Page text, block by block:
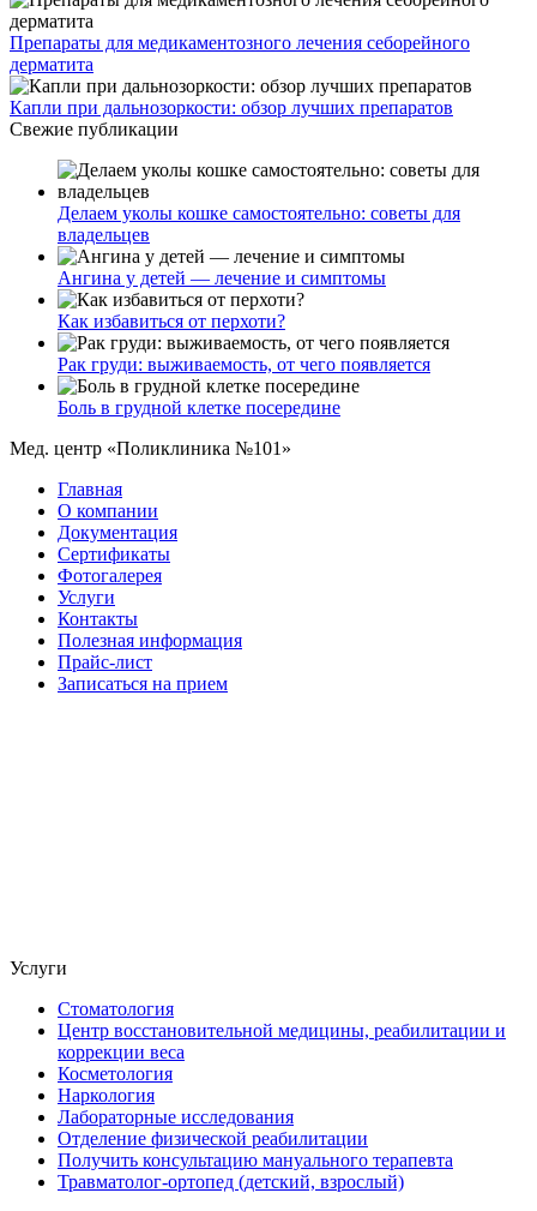
Препараты для медикаментозного лечения себорейного
дерматита
Капли при дальнозоркости: обзор лучших препаратов
Свежие публикации
Делаем уколы кошке самостоятельно: советы для
владельцев
Ангина у детей — лечение и симптомы
Как избавиться от перхоти?
Рак груди: выживаемость, от чего появляется
Боль в грудной клетке посередине
Мед. центр «Поликлиника №101»
Главная
О компании
Документация
Сертификаты
Фотогалерея
Услуги
Контакты
Полезная информация
Прайс-лист
Записаться на прием
Услуги
Стоматология
Центр восстановительной медицины, реабилитации и
коррекции веса
Косметология
Наркология
Лабораторные исследования
Отделение физической реабилитации
Получить консультацию мануального терапевта
Травматолог-ортопед (детский, взрослый)